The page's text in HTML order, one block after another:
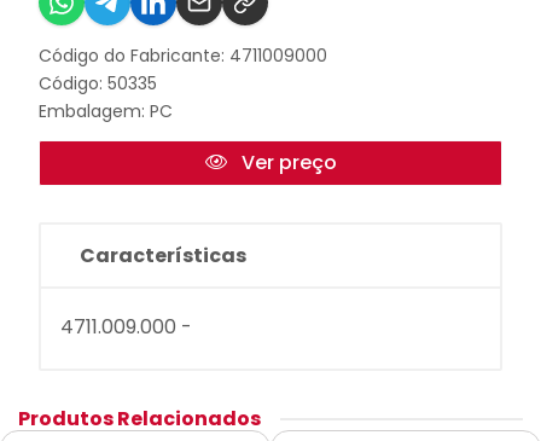
Código do Fabricante: 4711009000
Código: 50335
Embalagem: PC
Ver preço
Características
4711.009.000 -
Produtos Relacionados